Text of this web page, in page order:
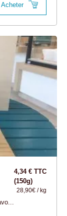
Acheter
4,34 € TTC
(150g)
28,90€ / kg